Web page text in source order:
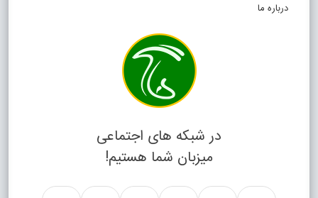
درباره ما
در شبکه های اجتماعی
میزبان شما هستیم!